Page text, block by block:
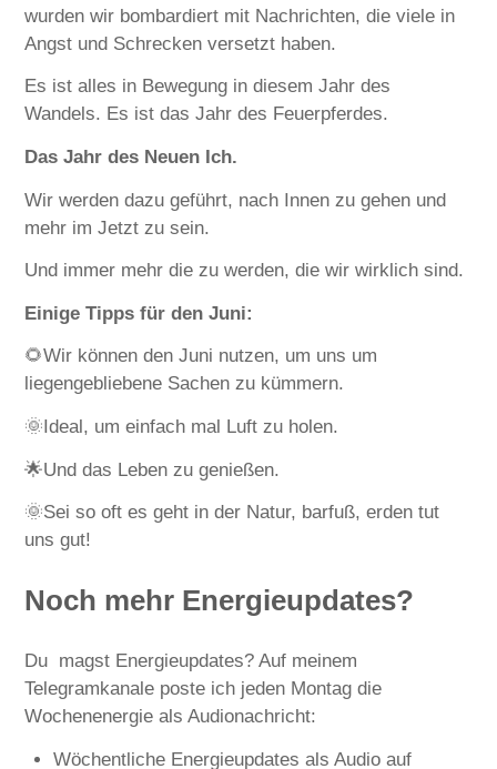
wurden wir bombardiert mit Nachrichten, die viele in
Angst und Schrecken versetzt haben.
Es ist alles in Bewegung in diesem Jahr des
Wandels. Es ist das Jahr des Feuerpferdes.
Das Jahr des Neuen Ich.
Wir werden dazu geführt, nach Innen zu gehen und
mehr im Jetzt zu sein.
Und immer mehr die zu werden, die wir wirklich sind.
Einige Tipps für den Juni:
🌻Wir können den Juni nutzen, um uns um
liegengebliebene Sachen zu kümmern.
🌞Ideal, um einfach mal Luft zu holen.
🌟Und das Leben zu genießen.
🌞Sei so oft es geht in der Natur, barfuß, erden tut
uns gut!
Noch mehr Energieupdates?
Du magst Energieupdates? Auf meinem
Telegramkanale poste ich jeden Montag die
Wochenenergie als Audionachricht:
Wöchentliche Energieupdates als Audio auf